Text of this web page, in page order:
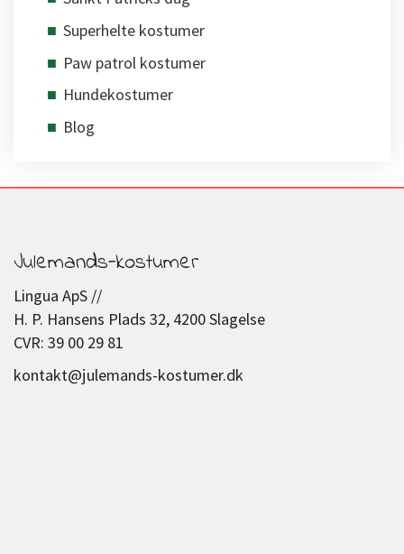
Superhelte kostumer
Paw patrol kostumer
Hundekostumer
Blog
Julemands-kostumer
Lingua ApS //
H. P. Hansens Plads 32, 4200 Slagelse
CVR: 39 00 29 81
kontakt@julemands-kostumer.dk